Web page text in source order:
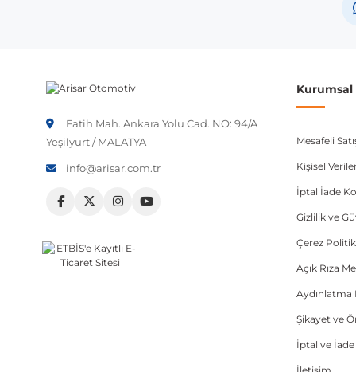
Araç üreticileri aynı model yılı içerisinde farklı
Fatih Mah. Ankara Yolu Cad. NO: 94/A
Yeşilyurt / MALATYA
info@arisar.com.tr
Mesafeli
Kişisel
İptal İade
Gizlilik ve
Çerez
Açık Rıza
Aydınlatma
Şikayet ve
İptal ve